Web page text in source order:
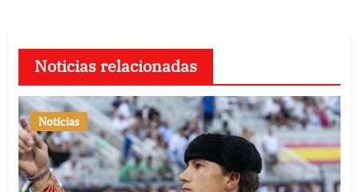
Noticias relacionadas
Noticias